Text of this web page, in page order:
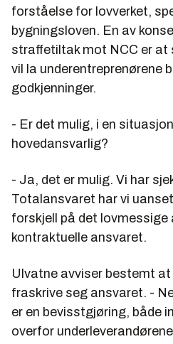
forståelse for lovverket,
bygningsloven. En av
straffetiltak mot NCC er at
vil la underentreprenørene
godkjenninger.
- Er det mulig, i en
hovedansvarlig?
- Ja, det er mulig. Vi har
Totalansvaret har vi
forskjell på det lovmessige
kontraktuelle ansvaret.
Ulvatne avviser bestemt
fraskrive seg ansvaret. -
er en bevisstgjøring, både
overfor